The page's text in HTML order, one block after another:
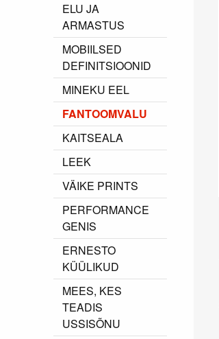
ELU JA
ARMASTUS
MOBIILSED
DEFINITSIOONID
MINEKU EEL
FANTOOMVALU
KAITSEALA
LEEK
VÄIKE PRINTS
PERFORMANCE
GENIS
ERNESTO
KÜÜLIKUD
MEES, KES
TEADIS
USSISÕNU